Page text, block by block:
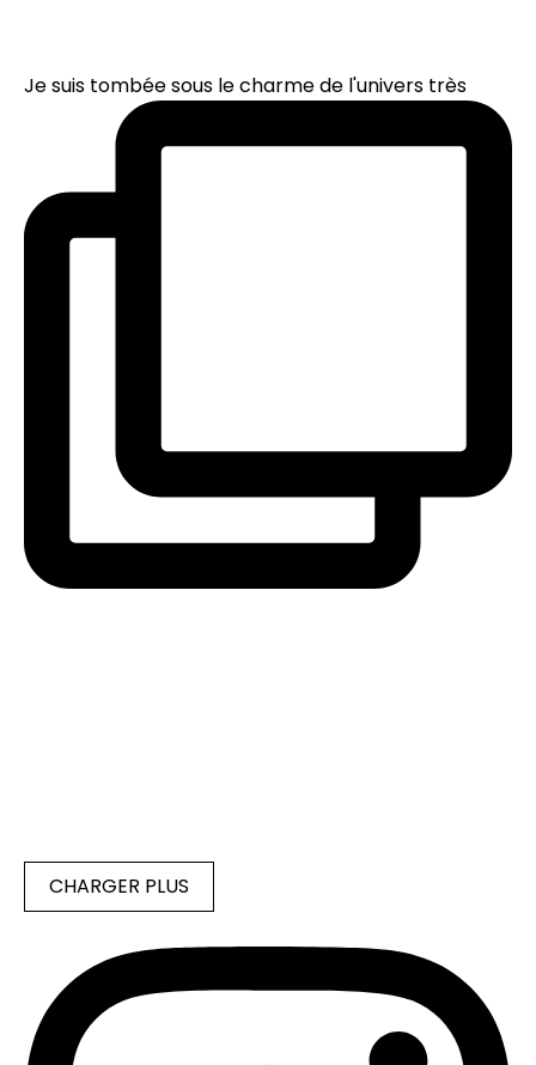
Je suis tombée sous le charme de l'univers très
CHARGER PLUS